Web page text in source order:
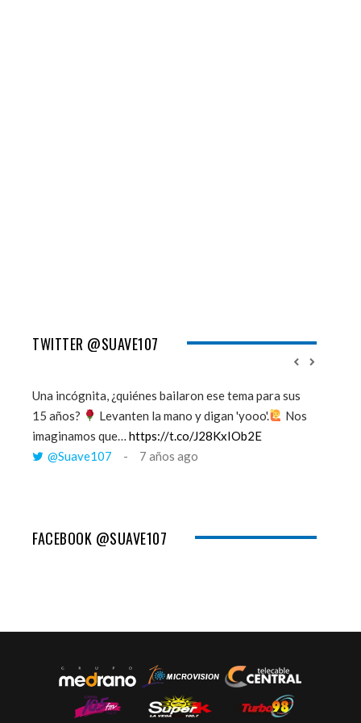
TWITTER @SUAVE107
Una incógnita, ¿quiénes bailaron ese tema para sus
15 años?
Levanten la mano y digan 'yooo'.
Nos
imaginamos que… https://t.co/J28KxIOb2E
@Suave107
7 años ago
FACEBOOK @SUAVE107